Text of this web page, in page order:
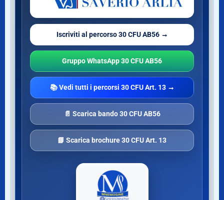
Iscriviti al percorso 30 CFU AB56 →
Gruppo WhatsApp 30 CFU AB56
📚 Vedi tutti i percorsi 30 CFU Art. 13 →
📄 Scarica bando 30 CFU AB56
📘 Scarica brochure 30 CFU Art. 13